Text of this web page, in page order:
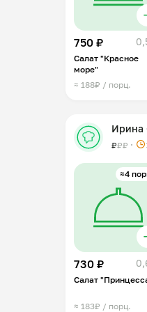
750 ₽
Салат "Красное
море"
≈ 188₽ / порц.
Ирина
₽₽₽
≈4
730 ₽
Салат
≈ 183₽ / порц.